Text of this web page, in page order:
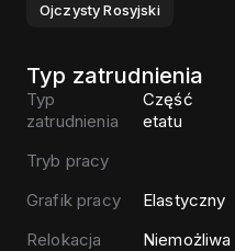
Ojczysty Rosyjski
Typ zatrudnienia
Typ
zatrudnienia
Część
etatu
Tryb pracy
Grafik pracy
Elastyczny
Relokacja
Niemożliwa